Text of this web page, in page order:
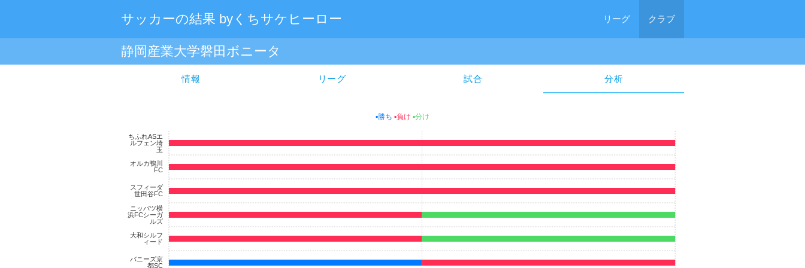
サッカーの結果 byくちサケヒーロー リーグ クラブ
静岡産業大学磐田ボニータ
情報 リーグ 試合 分析
▪勝ち ▪負け️ ▪分け
バニーズ京
都SC
大和シルフ
ィード
ニッパツ横
浜FCシーガ
ルズ
スフィーダ
世田谷FC
オルカ鴨川
FC
ちふれASエ
ルフェン埼
玉